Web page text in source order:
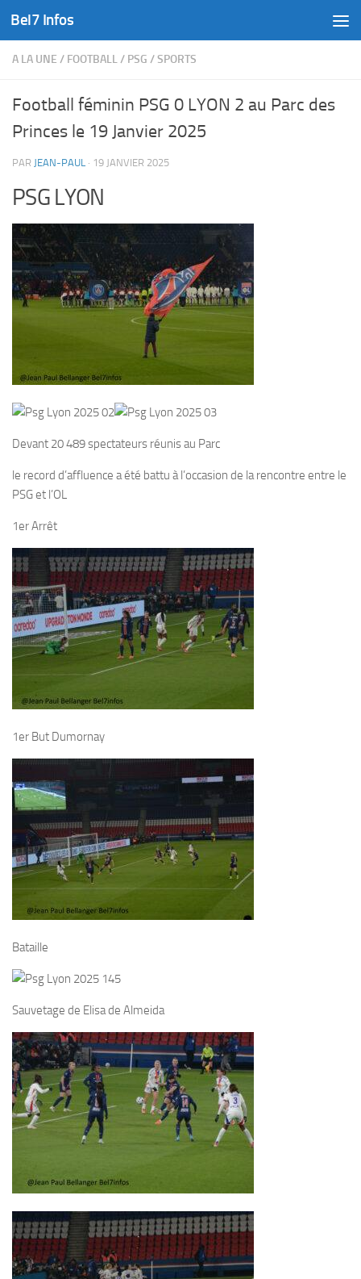
Skip to content
Bel7 Infos
A LA UNE / FOOTBALL/ PSG /SPORTS
Football féminin PSG 0 LYON 2 au Parc des
Princes le 19 Janvier 2025
PAR JEAN-PAUL · 19 JANVIER 2025
PSG LYON
Devant 20 489 spectateurs réunis au Parc
le record d’affluence a été battu à l’occasion de la rencontre entre le
PSG et l’OL
1er Arrêt
1er But Dumornay
Bataille
Sauvetage de Elisa de Almeida